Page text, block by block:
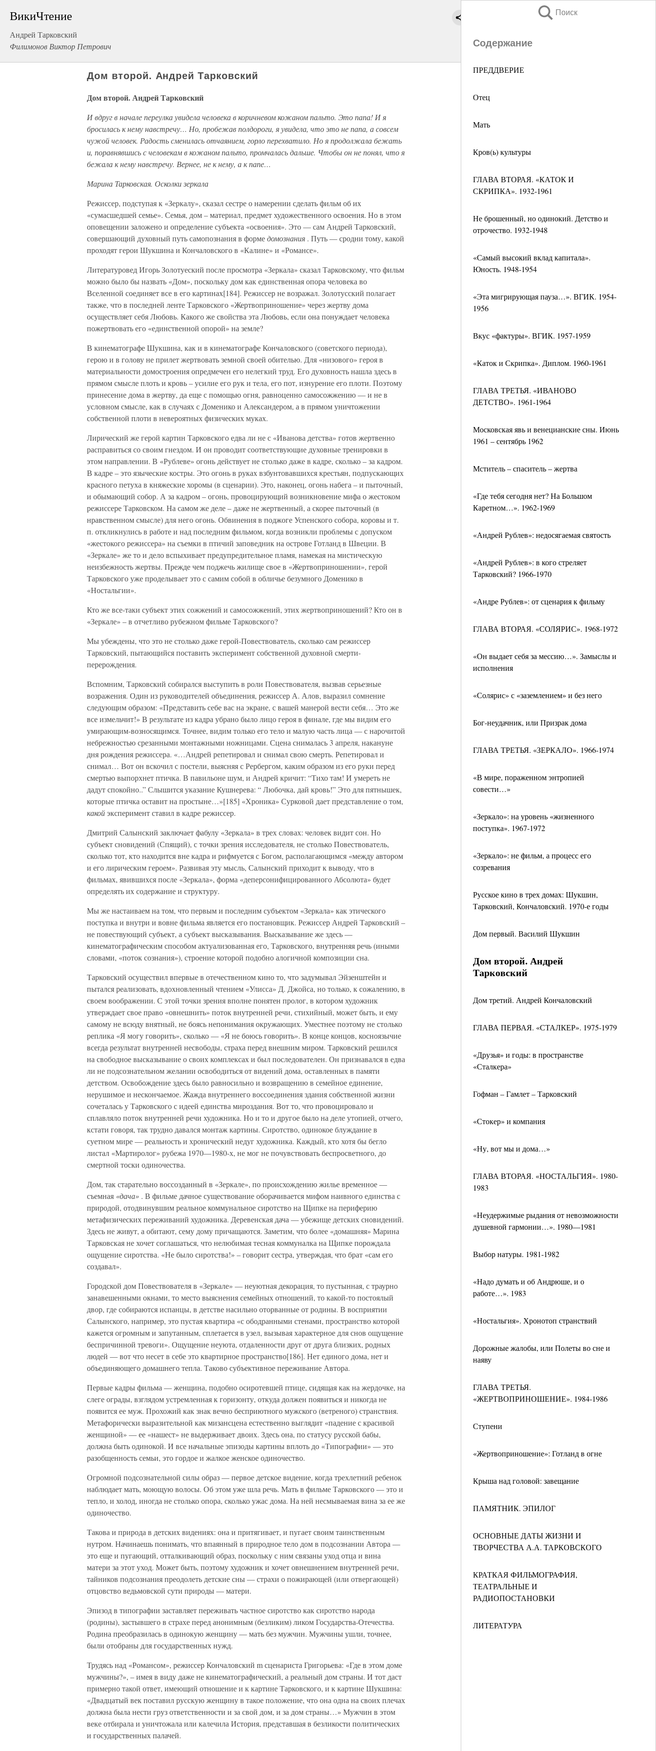
ВикиЧтение
Андрей Тарковский
Филимонов Виктор Петрович
Поиск
Содержание
ПРЕДДВЕРИЕ
Отец
Мать
Кров(ь) культуры
ГЛАВА ВТОРАЯ. «КАТОК И
СКРИПКА». 1932-1961
Не брошенный, но одинокий. Детство и
отрочество. 1932-1948
«Самый высокий вклад капитала».
Юность. 1948-1954
«Эта мигрирующая пауза…». ВГИК. 1954-
1956
Вкус «фактуры». ВГИК. 1957-1959
«Каток и Скрипка». Диплом. 1960-1961
ГЛАВА ТРЕТЬЯ. «ИВАНОВО
ДЕТСТВО». 1961-1964
Московская явь и венецианские сны. Июнь
1961 – сентябрь 1962
Мститель – спаситель – жертва
«Где тебя сегодня нет? На Большом
Каретном…». 1962-1969
«Андрей Рублев»: недосягаемая святость
«Андрей Рублев»: в кого стреляет
Тарковский? 1966-1970
«Андре Рублев»: от сценария к фильму
ГЛАВА ВТОРАЯ. «СОЛЯРИС». 1968-1972
«Он выдает себя за мессию…». Замыслы и
исполнения
«Солярис» с «заземлением» и без него
Бог-неудачник, или Призрак дома
ГЛАВА ТРЕТЬЯ. «ЗЕРКАЛО». 1966-1974
«В мире, пораженном энтропией
совести…»
«Зеркало»: на уровень «жизненного
поступка». 1967-1972
«Зеркало»: не фильм, а процесс его
созревания
Русское кино в трех домах: Шукшин,
Тарковский, Кончаловский. 1970-е годы
Дом первый. Василий Шукшин
Дом второй. Андрей
Тарковский
Дом третий. Андрей Кончаловский
ГЛАВА ПЕРВАЯ. «СТАЛКЕР». 1975-1979
«Друзья» и годы: в пространстве
«Сталкера»
Гофман – Гамлет – Тарковский
«Стокер» и компания
«Ну, вот мы и дома…»
ГЛАВА ВТОРАЯ. «НОСТАЛЬГИЯ». 1980-
1983
«Неудержимые рыдания от невозможности
душевной гармонии…». 1980—1981
Выбор натуры. 1981-1982
«Надо думать и об Андрюше, и о
работе…». 1983
«Ностальгия». Хронотоп странствий
Дорожные жалобы, или Полеты во сне и
наяву
ГЛАВА ТРЕТЬЯ.
«ЖЕРТВОПРИНОШЕНИЕ». 1984-1986
Ступени
«Жертвоприношение»: Готланд в огне
Крыша над головой: завещание
ПАМЯТНИК. ЭПИЛОГ
ОСНОВНЫЕ ДАТЫ ЖИЗНИ И
ТВОРЧЕСТВА А.А. ТАРКОВСКОГО
КРАТКАЯ ФИЛЬМОГРАФИЯ,
ТЕАТРАЛЬНЫЕ И
РАДИОПОСТАНОВКИ
ЛИТЕРАТУРА
Дом второй. Андрей Тарковский
Дом второй. Андрей Тарковский
И вдруг в начале переулка увидела человека в коричневом кожаном пальто. Это папа! И я
бросилась к нему навстречу… Но, пробежав полдороги, я увидела, что это не папа, а совсем
чужой человек. Радость сменилась отчаянием, горло перехватило. Но я продолжала бежать
и, поравнявшись с человекам в кожаном пальто, промчалась дальше. Чтобы он не понял, что я
бежала к нему навстречу. Вернее, не к нему, а к папе…
Марина Тарковская. Осколки зеркала
Режиссер, подступая к «Зеркалу», сказал сестре о намерении сделать фильм об их
«сумасшедшей семье». Семья, дом – материал, предмет художественного освоения. Но в этом
оповещении заложено и определение субъекта «освоения». Это — сам Андрей Тарковский,
совершающий духовный путь самопознания в формедомознания . Путь — сродни тому, какой
проходят герои Шукшина и Кончаловского в «Калине» и «Романсе».
Литературовед Игорь Золотуеский после просмотра «Зеркала» сказал Тарковскому, что фильм
можно было бы назвать «Дом», поскольку дом как единственная опора человека во
Вселенной соединяет все в его картинах[184]. Режиссер не возражал. Золотусский полагает
также, что в последней ленте Тарковского «Жертвоприношение» через жертву дома
осуществляет себя Любовь. Какого же свойства эта Любовь, если она понуждает человека
пожертвовать его «единственной опорой» на земле?
В кинематографе Шукшина, как и в кинематографе Кончаловского (советского периода),
герою и в голову не прилет жертвовать земной своей обителью. Для «низового» героя в
материальности домостроения опредмечен его нелегкий труд. Его духовность нашла здесь в
прямом смысле плоть и кровь – усилие его рук и тела, его пот, изнурение его плоти. Поэтому
принесение дома в жертву, да еще с помощью огня, равноценно самосожжению — и не в
условном смысле, как в случаях с Доменико и Александером, а в прямом уничтожении
собственной плоти в невероятных физических муках.
Лирический же герой картин Тарковского едва ли не с «Иванова детства» готов жертвенно
расправиться со своим гнездом. И он проводит соответствующие духовные тренировки в
этом направлении. В «Рублеве» огонь действует не столько даже в кадре, сколько – за кадром.
В кадре – это языческие костры. Это огонь в руках взбунтовавшихся крестьян, подпускающих
красного петуха в княжеские хоромы (в сценарии). Это, наконец, огонь набега – и пыточный,
и обымающий собор. А за кадром – огонь, провоцирующий возникновение мифа о жестоком
режиссере Тарковском. На самом же деле – даже не жертвенный, а скорее пыточный (в
нравственном смысле) для него огонь. Обвинения в поджоге Успенского собора, коровы и т.
п. откликнулись в работе и над последним фильмом, когда возникли проблемы с допуском
«жестокого режиссера» на съемки в птичий заповедник на острове Готланд в Швеции. В
«Зеркале» же то и дело вспыхивает предупредительное пламя, намекая на мистическую
неизбежность жертвы. Прежде чем поджечь жилище свое в «Жертвоприношении», герой
Тарковского уже проделывает это с самим собой в обличье безумного Доменико в
«Ностальгии».
Кто же все-таки субъект этих сожжений и самосожжений, этих жертвоприношений? Кто он в
«Зеркале» – в отчетливо рубежном фильме Тарковского?
Мы убеждены, что это не столько даже герой-Повествователь, сколько сам режиссер
Тарковский, пытающийся поставить эксперимент собственной духовной смерти-
перерождения.
Вспомним, Тарковский собирался выступить в роли Повествователя, вызвав серьезные
возражения. Один из руководителей объединения, режиссер А. Алов, выразил сомнение
следующим образом: «Представить себе вас на экране, с вашей манерой вести себя… Это же
все измельчит!» В результате из кадра убрано было лицо героя в финале, где мы видим его
умирающим-возносящимся. Точнее, видим только его тело и малую часть лица — с нарочитой
небрежностью срезанными монтажными ножницами. Сцена снималась 3 апреля, накануне
дня рождения режиссера. «…Андрей репетировал и снимал свою смерть. Репетировал и
снимал… Вот он вскочил с постели, выясняя с Рербергом, каким образом из его руки перед
смертью выпорхнет птичка. В павильоне шум, и Андрей кричит: “Тихо там! И умереть не
дадут спокойно..” Слышится указание Кушнерева: “ Любочка, дай кровь!” Это для пятнышек,
которые птичка оставит на простыне…»[185] «Хроника» Сурковой дает представление о том,
какойэксперимент ставил в кадре режиссер.
Дмитрий Салынский заключает фабулу «Зеркала» в трех словах: человек видит сон. Но
субъект сновидений (Спящий), с точки зрения исследователя, не столько Повествователь,
сколько тот, кто находится вне кадра и рифмуется с Богом, располагающимся «между автором
и его лирическим героем». Развивая эту мысль, Салынский приходит к выводу, что в
фильмах, явившихся после «Зеркала», форма «деперсонифицированного Абсолюта» будет
определять их содержание и структуру.
Мы же настаиваем на том, что первым и последним субъектом «Зеркала» как этического
поступка и внутри и вовне фильма является его постановщик. Режиссер Андрей Тарковский –
не повествующий субъект, а субъект высказывания. Высказывание же здесь —
кинематографическим способом актуализованная его, Тарковского, внутренняя речь (иными
словами, «поток сознания»), строение которой подобно алогичной композиции сна.
Тарковский осуществил впервые в отечественном кино то, что задумывал Эйзенштейн и
пытался реализовать, вдохновленный чтением «Улисса» Д. Джойса, но только, к сожалению, в
своем воображении. С этой точки зрения вполне понятен пролог, в котором художник
утверждает свое право «овнешнить» поток внутренней речи, стихийный, может быть, и ему
самому не всюду внятный, не боясь непонимания окружающих. Уместнее поэтому не столько
реплика «Я могу говорить», сколько — «Я не боюсь говорить». В конце концов, косноязычие
всегда результат внутренней несвободы, страха перед внешним миром. Тарковский решился
на свободное высказывание о своих комплексах и был последователен. Он признавался в едва
ли не подсознательном желании освободиться от видений дома, оставленных в памяти
детством. Освобождение здесь было равносильно и возвращению в семейное единение,
нерушимое и нескончаемое. Жажда внутреннего воссоединения здания собственной жизни
сочеталась у Тарковского с идеей единства мироздания. Вот то, что провоцировало и
сплавляло поток внутренней речи художника. Но и то и другое было на деле утопией, отчего,
кстати говоря, так трудно давался монтаж картины. Сиротство, одинокое блуждание в
суетном мире — реальность и хронический недуг художника. Каждый, кто хотя бы бегло
листал «Мартиролог» рубежа 1970—1980-х, не мог не почувствовать беспросветного, до
смертной тоски одиночества.
Дом, так старательно воссозданный в «Зеркале», по происхождению жилье временное —
съемная «дача» . В фильме дачное существование оборачивается мифом наивного единства с
природой, отодвинувшим реальное коммунальное сиротство на Щипке на периферию
метафизических переживаний художника. Деревенская дача — убежище детских сновидений.
Здесь не живут, а обитают, сему дому причащаются. Заметим, что более «домашняя» Марина
Тарковская не хочет соглашаться, что нелюбимая тесная коммуналка на Щипке порождала
ощущение сиротства. «Не было сиротства!» – говорит сестра, утверждая, что брат «сам его
создавал».
Городской дом Повествователя в «Зеркале» — неуютная декорация, то пустынная, с траурно
занавешенными окнами, то место выяснения семейных отношений, то какой-то постоялый
двор, где собираются испанцы, в детстве насильно оторванные от родины. В восприятии
Салынского, например, это пустая квартира «с ободранными стенами, пространство которой
кажется огромным и запутанным, сплетается в узел, вызывая характерное для снов ощущение
беспричинной тревоги». Ощущение неуюта, отдаленности друг от друга близких, родных
людей — вот что несет в себе это квартирное пространство[186]. Нет единого дома, нет и
объединяющего домашнего тепла. Таково субъективное переживание Автора.
Первые кадры фильма — женщина, подобно осиротевшей птице, сидящая как на жердочке, на
слеге ограды, взглядом устремленная к горизонту, откуда должен появиться и никогда не
появится ее муж. Прохожий как знак вечно бесприютного мужского (ветреного) странствия.
Метафорически выразительной как мизансцена естественно выглядит «падение с красивой
женщиной» — ее «нашест» не выдерживает двоих. Здесь она, по статусу русской бабы,
должна быть одинокой. И все начальные эпизоды картины вплоть до «Типографии» — это
разобщенность семьи, это гордое и жалкое женское одиночество.
Огромной подсознательной силы образ — первое детское видение, когда трехлетний ребенок
наблюдает мать, моющую волосы. Об этом уже шла речь. Мать в фильме Тарковского — это и
тепло, и холод, иногда не столько опора, сколько ужас дома. На ней несмываемая вина за ее же
одиночество.
Такова и природа в детских видениях: она и притягивает, и пугает своим таинственным
нутром. Начинаешь понимать, что впаянный в природное тело дом в подсознании Автора —
это еще и пугающий, отталкивающий образ, поскольку с ним связаны уход отца и вина
матери за этот уход. Может быть, поэтому художник и хочет овнешнением внутренней речи,
тайников подсознания преодолеть детские сны — страхи о пожирающей (или отвергающей)
отцовство ведьмовской сути природы — матери.
Эпизод в типографии заставляет переживать частное сиротство как сиротство народа
(родины), застывшего в страхе перед анонимным (безликим) ликом Государства-Отечества.
Родина преобразилась в одинокую женщину — мать без мужчин. Мужчины ушли, точнее,
были отобраны для государственных нужд.
Трудясь над «Романсом», режиссер Кончаловский m сценариста Григорьева: «Где в этом доме
мужчины?», – имея в виду даже не кинематографический, а реальный дом страны. И тот даст
примерно такой ответ, имеющий отношение и к картине Тарковского, и к картине Шукшина:
«Двадцатый век поставил русскую женщину в такое положение, что она одна на своих плечах
должна была нести груз ответственности и за свой дом, и за дом страны…» Мужчин в этом
веке отбирала и уничтожала или калечила История, представшая в безликости политических
и государственных палачей.